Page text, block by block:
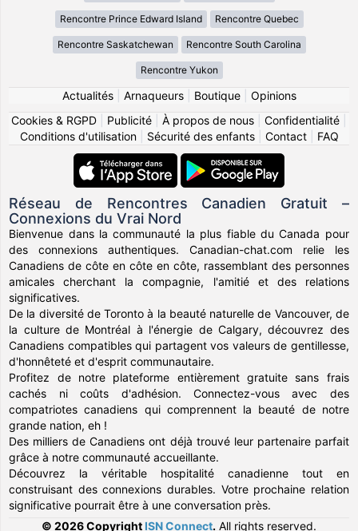
Rencontre Prince Edward Island Rencontre Quebec
Rencontre Saskatchewan Rencontre South Carolina
Rencontre Yukon
Actualités| Arnaqueurs| Boutique| Opinions
Cookies & RGPD
Publicité À propos de nous Confidentialité
Conditions d'utilisation| Sécurité des enfants| Contact| FAQ
Réseau de Rencontres Canadien Gratuit –
Connexions du Vrai Nord
Bienvenue dans la communauté la plus fiable du Canada pour
des connexions authentiques. Canadian-chat.com relie les
Canadiens de côte en côte en côte, rassemblant des personnes
amicales cherchant la compagnie, l'amitié et des relations
significatives.
De la diversité de Toronto à la beauté naturelle de Vancouver, de
la culture de Montréal à l'énergie de Calgary, découvrez des
Canadiens compatibles qui partagent vos valeurs de gentillesse,
d'honnêteté et d'esprit communautaire.
Profitez de notre plateforme entièrement gratuite sans frais
cachés ni coûts d'adhésion. Connectez-vous avec des
compatriotes canadiens qui comprennent la beauté de notre
grande nation, eh !
Des milliers de Canadiens ont déjà trouvé leur partenaire parfait
grâce à notre communauté accueillante.
Découvrez la véritable hospitalité canadienne tout en
construisant des connexions durables. Votre prochaine relation
significative pourrait être à une conversation près.
© 2026 Copyright ISN Connect. All rights reserved.